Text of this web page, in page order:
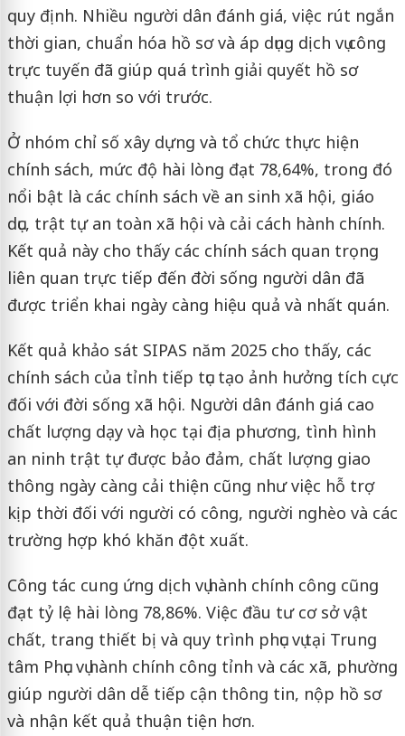
quy định. Nhiều người dân đánh giá, việc rút ngắn
thời gian, chuẩn hóa hồ sơ và áp dụng dịch vụ công
trực tuyến đã giúp quá trình giải quyết hồ sơ
thuận lợi hơn so với trước.
Ở nhóm chỉ số xây dựng và tổ chức thực hiện
chính sách, mức độ hài lòng đạt 78,64%, trong đó
nổi bật là các chính sách về an sinh xã hội, giáo
dục, trật tự an toàn xã hội và cải cách hành chính.
Kết quả này cho thấy các chính sách quan trọng
liên quan trực tiếp đến đời sống người dân đã
được triển khai ngày càng hiệu quả và nhất quán.
Kết quả khảo sát SIPAS năm 2025 cho thấy, các
chính sách của tỉnh tiếp tục tạo ảnh hưởng tích cực
đối với đời sống xã hội. Người dân đánh giá cao
chất lượng dạy và học tại địa phương, tình hình
an ninh trật tự được bảo đảm, chất lượng giao
thông ngày càng cải thiện cũng như việc hỗ trợ
kịp thời đối với người có công, người nghèo và các
trường hợp khó khăn đột xuất.
Công tác cung ứng dịch vụ hành chính công cũng
đạt tỷ lệ hài lòng 78,86%. Việc đầu tư cơ sở vật
chất, trang thiết bị và quy trình phục vụ tại Trung
tâm Phục vụ hành chính công tỉnh và các xã, phường
giúp người dân dễ tiếp cận thông tin, nộp hồ sơ
và nhận kết quả thuận tiện hơn.